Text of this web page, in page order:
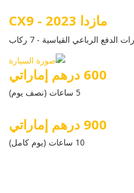
مازدا CX9 - 2023
الدفع الرباعي القياسية - 7 ركاب
600 درهم إماراتي
5 ساعات (نصف يوم)
900 درهم إماراتي
10 ساعات (يوم كامل)